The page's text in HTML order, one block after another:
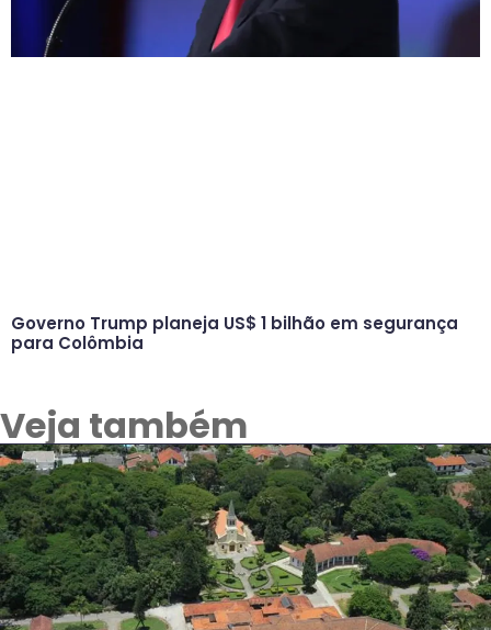
Governo Trump planeja US$ 1 bilhão em segurança
para Colômbia
Veja também